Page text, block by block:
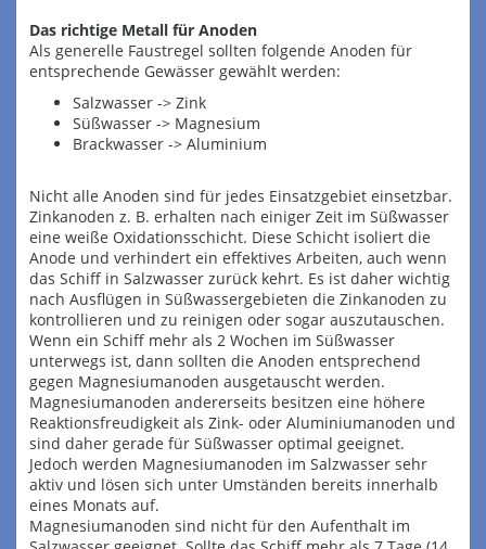
Das richtige Metall für Anoden
Als generelle Faustregel sollten folgende Anoden für
entsprechende Gewässer gewählt werden:
Salzwasser -> Zink
Süßwasser -> Magnesium
Brackwasser -> Aluminium
Nicht alle Anoden sind für jedes Einsatzgebiet einsetzbar.
Zinkanoden z. B. erhalten nach einiger Zeit im Süßwasser
eine weiße Oxidationsschicht. Diese Schicht isoliert die
Anode und verhindert ein effektives Arbeiten, auch wenn
das Schiff in Salzwasser zurück kehrt. Es ist daher wichtig
nach Ausflügen in Süßwassergebieten die Zinkanoden zu
kontrollieren und zu reinigen oder sogar auszutauschen.
Wenn ein Schiff mehr als 2 Wochen im Süßwasser
unterwegs ist, dann sollten die Anoden entsprechend
gegen Magnesiumanoden ausgetauscht werden.
Magnesiumanoden andererseits besitzen eine höhere
Reaktionsfreudigkeit als Zink- oder Aluminiumanoden und
sind daher gerade für Süßwasser optimal geeignet.
Jedoch werden Magnesiumanoden im Salzwasser sehr
aktiv und lösen sich unter Umständen bereits innerhalb
eines Monats auf.
Magnesiumanoden sind nicht für den Aufenthalt im